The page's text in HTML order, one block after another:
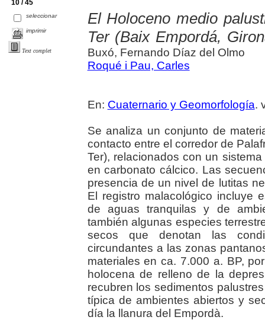
10 / 45
seleccionar
imprimir
Text complet
El Holoceno medio
Ter (Baix Empordá,
Buxó, Fernando Díaz del Olmo
Roqué i Pau, Carles
En: Cuaternario y Geomorfología.
Se analiza un conjunto de
contacto entre el corredor de
Ter), relacionados con un
en carbonato cálcico. Las
presencia de un nivel de lutitas
El registro malacológico incluye
de aguas tranquilas y de
también algunas especies
secos que denotan las
circundantes a las zonas
materiales en ca. 7.000 a. BP,
holocena de relleno de la
recubren los sedimentos
típica de ambientes abiertos y
día la llanura del Empordà.